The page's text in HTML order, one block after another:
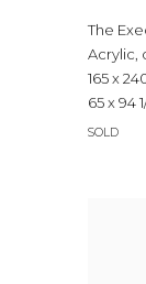
The
Acrylic,
165 x
65 x 94
SOLD